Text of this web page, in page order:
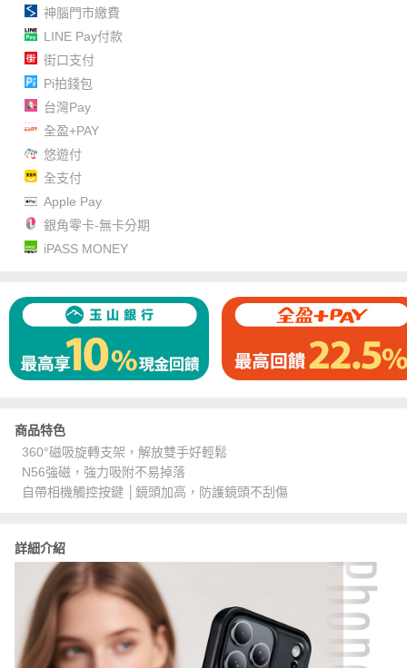
神腦門市繳費
LINE Pay付款
街口支付
Pi拍錢包
台灣Pay
全盈+PAY
悠遊付
全支付
Apple Pay
銀角零卡-無卡分期
iPASS MONEY
商品特色
360°磁吸旋轉支架，解放雙手好輕鬆
N56強磁，強力吸附不易掉落
自帶相機觸控按鍵 │鏡頭加高，防護鏡頭不刮傷
詳細介紹